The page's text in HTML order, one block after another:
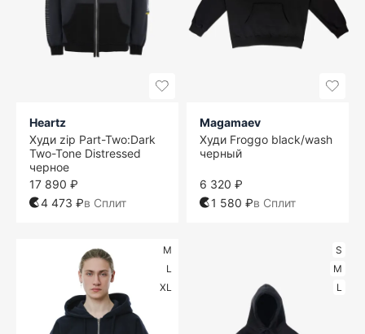
Heartz
Худи zip Part-Two:Dark
Two-Tone Distressed
черное
17 890 ₽
4 473 ₽в Сплит
Magamaev
Худи Froggo black/wash
черный
6 320 ₽
1 580 ₽в Сплит
M
L
XL
S
M
L